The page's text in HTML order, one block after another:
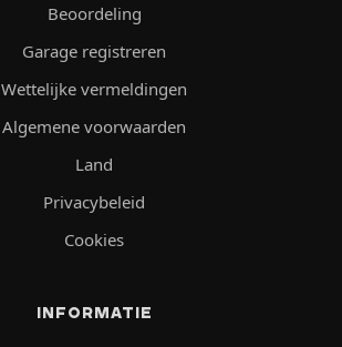
Beoordeling
Garage registreren
Wettelijke vermeldingen
Algemene voorwaarden
Land
Privacybeleid
Cookies
INFORMATIE